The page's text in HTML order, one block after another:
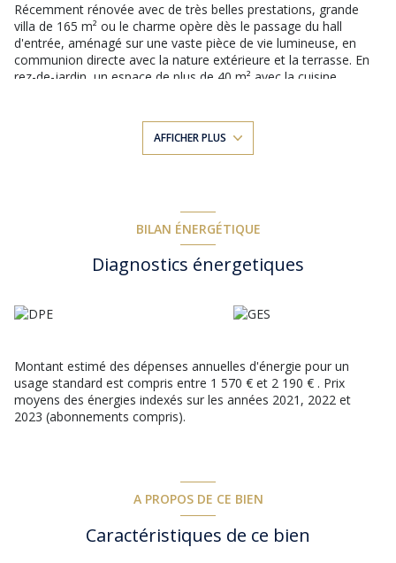
Récemment rénovée avec de très belles prestations, grande
villa de 165 m² ou le charme opère dès le passage du hall
d'entrée, aménagé sur une vaste pièce de vie lumineuse, en
communion directe avec la nature extérieure et la terrasse. En
rez-de-jardin, un espace de plus de 40 m² avec la cuisine
deux chambres de plus de 20 m² chacune, dont une avec sa
salle d’eau et son dressing, ainsi qu’une troisième salle d’eau et
Autres dépendances : un atelier, un abri pour 2 voitures, 2
caves, un local extérieur de rangement, et un local technique
pour la piscine. Le tout sur un terrain de plus de 2 700 m²
entièrement clôturé, planté de chênes/oliviers/lauriers. Portail
automatique, visiophone, alarme, chauffage par PAC (air/eau),
une borne de recharge électrique, arrosage automatique avec
AFFICHER PLUS
BILAN ÉNERGÉTIQUE
Diagnostics énergetiques
Montant estimé des dépenses annuelles d'énergie pour un
usage standard est compris entre 1 570 € et 2 190 € . Prix
moyens des énergies indexés sur les années 2021, 2022 et
2023 (abonnements compris).
A PROPOS DE CE BIEN
Caractéristiques de ce bien